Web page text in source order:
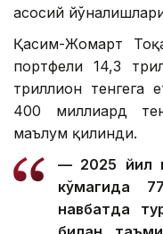
асосий
Қасим-Жомарт
портфели 14,3
триллион тенгега
400 миллиард
маълум қилинди.
— 2025 йил
кўмагида
навбатда